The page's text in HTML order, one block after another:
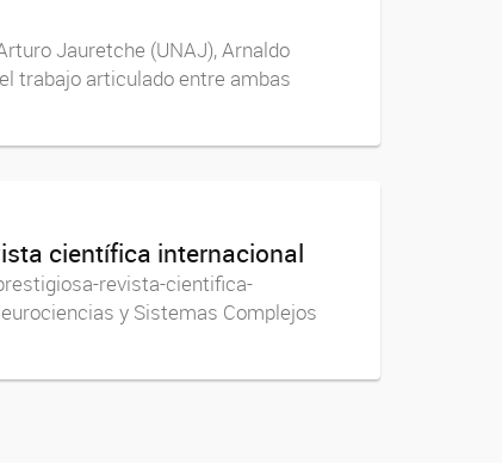
Jauretche (UNAJ), Arnaldo
trabajo articulado entre ambas
científica internacional
revista-cientifica-
y Sistemas Complejos